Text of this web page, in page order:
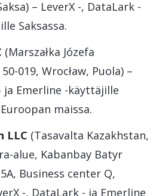
– LeverX -, DataLark -
Saksassa.
(Marszałka Józefa
019, Wrocław, Puola) –
ja Emerline -käyttäjille
maissa.
LLC (Tasavalta Kazakhstan,
alue, Kabanbay Batyr
Business center Q,
-, DataLark - ja Emerline